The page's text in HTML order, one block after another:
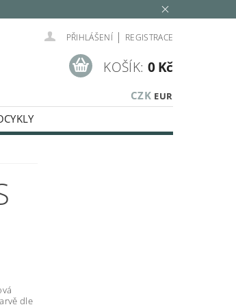
PŘIHLÁŠENÍ | REGISTRACE
CZK EUR
KOŠÍK: 0 Kč
dle